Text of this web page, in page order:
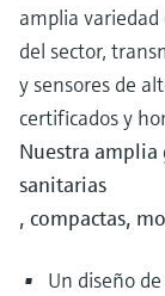
amplia variedad
del sector,
y sensores de
certificados y
Nuestra amplia
sanitarias
, compactas,
Un diseño